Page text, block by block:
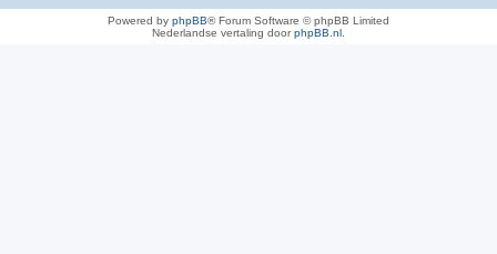
Powered by phpBB® Forum Software © phpBB Limited
Nederlandse vertaling doorphpBB.nl